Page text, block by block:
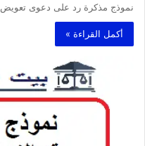
نموذج مذكرة رد على دعوى تعويض
أكمل القراءة »